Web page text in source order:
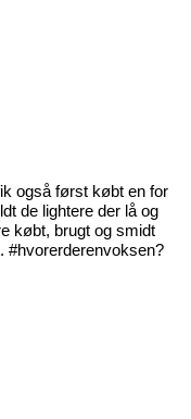
også først købt en for
de lightere der lå og
købt, brugt og smidt
#hvorerderenvoksen?